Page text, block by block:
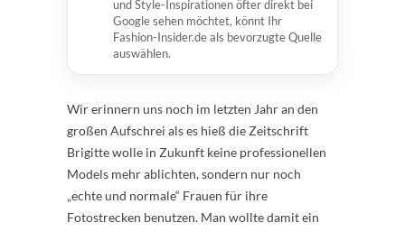
und Style-Inspirationen öfter direkt bei
Google sehen möchtet, könnt Ihr
Fashion-Insider.de als bevorzugte Quelle
auswählen.
Wir erinnern uns noch im letzten Jahr an den
großen Aufschrei als es hieß die Zeitschrift
Brigitte wolle in Zukunft keine professionellen
Models mehr ablichten, sondern nur noch
„echte und normale“ Frauen für ihre
Fotostrecken benutzen. Man wollte damit ein